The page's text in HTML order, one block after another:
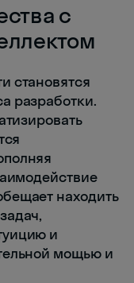
с
становятся
разработки.
находить
и
мощью и